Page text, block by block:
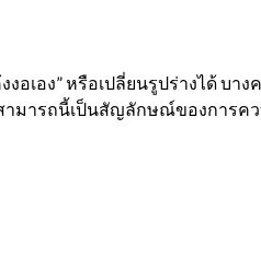
เอง” หรือเปลี่ยนรูปร่างได้ บางค
ามารถนี้เป็นสัญลักษณ์ของการค